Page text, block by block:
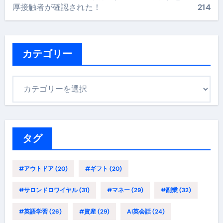
厚接触者が確認された！
214
カテゴリー
タグ
#アウトドア(20) #ギフト (20)
#サロンドロワイヤル(31) #マネー(29) #副業(32)
#英語学習(26) #資産(29) AI英会話(24)